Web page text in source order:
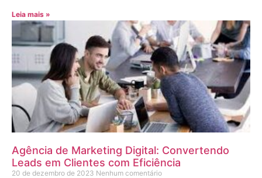
Leia mais »
Agência de Marketing Digital: Convertendo
Leads em Clientes com Eficiência
20 de dezembro de 2023 Nenhum comentário